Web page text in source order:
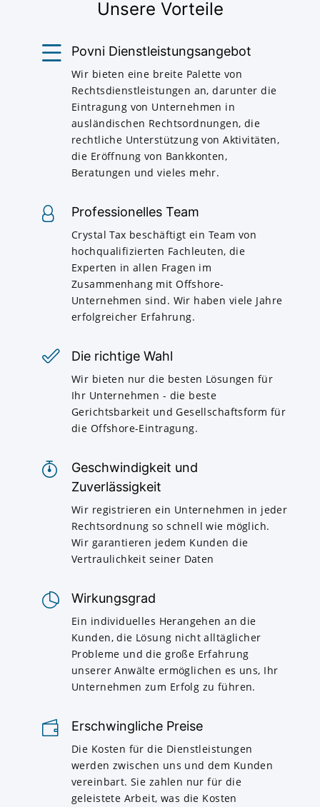
Unsere Vorteile
Povni Dienstleistungsangebot
Wir bieten eine breite Palette von
Rechtsdienstleistungen an, darunter die
Eintragung von Unternehmen in
ausländischen Rechtsordnungen, die
rechtliche Unterstützung von Aktivitäten,
die Eröffnung von Bankkonten,
Beratungen und vieles mehr.
Professionelles Team
Crystal Tax beschäftigt ein Team von
hochqualifizierten Fachleuten, die
Experten in allen Fragen im
Zusammenhang mit Offshore-
Unternehmen sind. Wir haben viele Jahre
erfolgreicher Erfahrung.
Die richtige Wahl
Wir bieten nur die besten Lösungen für
Ihr Unternehmen - die beste
Gerichtsbarkeit und Gesellschaftsform für
die Offshore-Eintragung.
Geschwindigkeit und
Zuverlässigkeit
Wir registrieren ein Unternehmen in jeder
Rechtsordnung so schnell wie möglich.
Wir garantieren jedem Kunden die
Vertraulichkeit seiner Daten
Wirkungsgrad
Ein individuelles Herangehen an die
Kunden, die Lösung nicht alltäglicher
Probleme und die große Erfahrung
unserer Anwälte ermöglichen es uns, Ihr
Unternehmen zum Erfolg zu führen.
Erschwingliche Preise
Die Kosten für die Dienstleistungen
werden zwischen uns und dem Kunden
vereinbart. Sie zahlen nur für die
geleistete Arbeit, was die Kosten